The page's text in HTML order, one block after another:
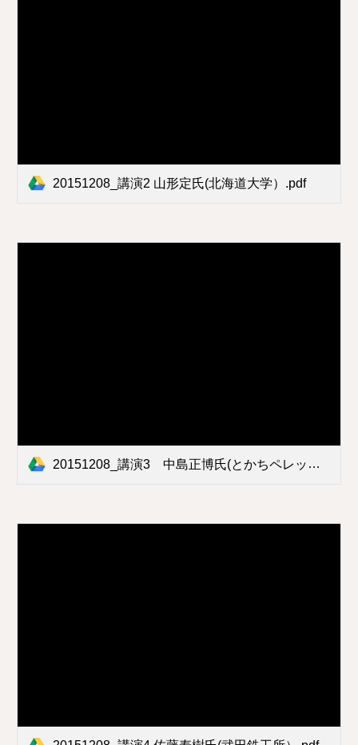
20151208_講演2 山形定氏(北海道大学）.pdf
20151208_講演3 中島正博氏(とかちペレット協同組合).pdf